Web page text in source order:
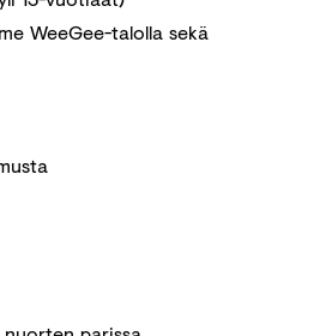
WeeGee-talolla sekä